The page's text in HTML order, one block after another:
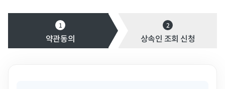
1
약관동의
2
상속인 조회 신청